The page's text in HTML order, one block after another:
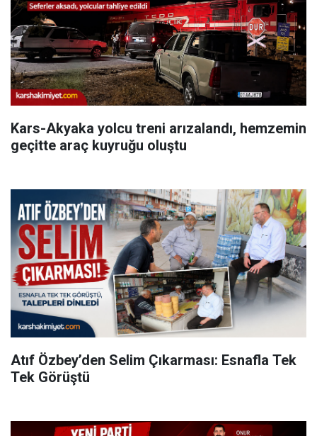
Kars-Akyaka yolcu treni arızalandı, hemzemin
geçitte araç kuyruğu oluştu
Atıf Özbey’den Selim Çıkarması: Esnafla Tek
Tek Görüştü